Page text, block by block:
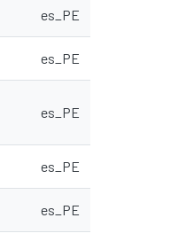
es_PE
es_PE
es_PE
es_PE
es_PE